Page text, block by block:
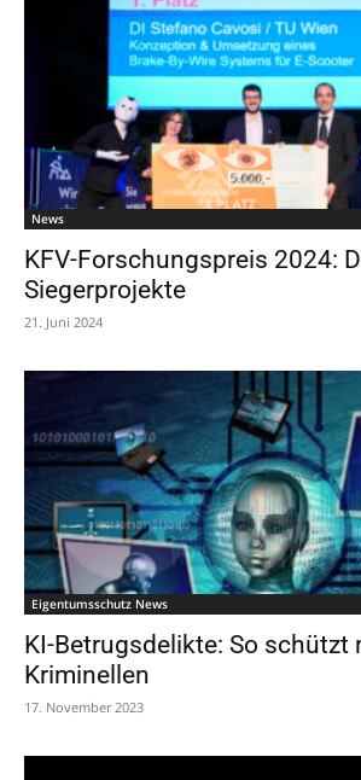
News
KFV-Forschungspreis 2024:
Siegerprojekte
21. Juni 2024
Eigentumsschutz News
KI-Betrugsdelikte: So schützt
Kriminellen
17. November 2023